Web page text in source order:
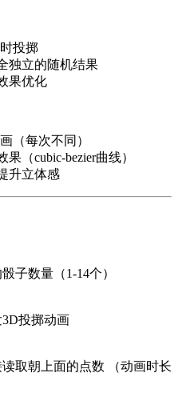
投掷
独立的随机结果
果优化
（每次不同）
（cubic-bezier曲线）
升立体感
子数量（1-14个）
投掷动画
取朝上面的点数 （动画时长